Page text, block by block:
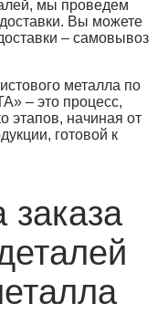
мы проведем
доставки. Вы можете
– самовывоз
металла по
– это процесс,
этапов, начиная от
готовой к